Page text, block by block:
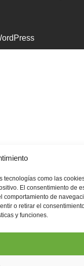
tecnologías como las
El consentimiento de
comportamiento de
o retirar el
y funciones.